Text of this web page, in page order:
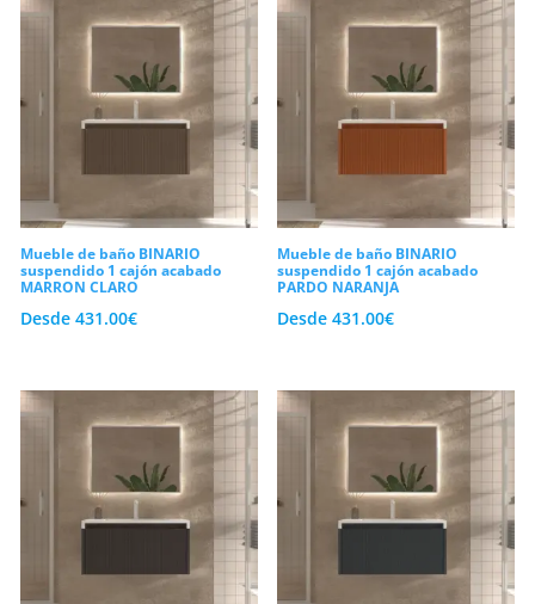
Mueble de baño BINARIO
suspendido 1 cajón acabado
MARRON CLARO
Desde 431.00€
Mueble de baño BINARIO
suspendido 1 cajón acabado
PARDO NARANJA
Desde431.00€